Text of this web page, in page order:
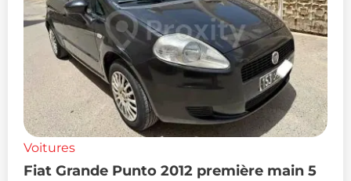
Voitures
Fiat Grande Punto 2012 première main 5